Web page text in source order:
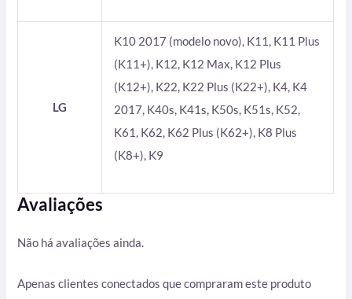
LG
K10 2017 (modelo novo), K11, K11 Plus
(K11+), K12, K12 Max, K12 Plus
(K12+), K22, K22 Plus (K22+), K4, K4
2017, K40s, K41s, K50s, K51s, K52,
K61, K62, K62 Plus (K62+), K8 Plus
(K8+), K9
Avaliações
Não há avaliações ainda.
Apenas clientes conectados que compraram este produto